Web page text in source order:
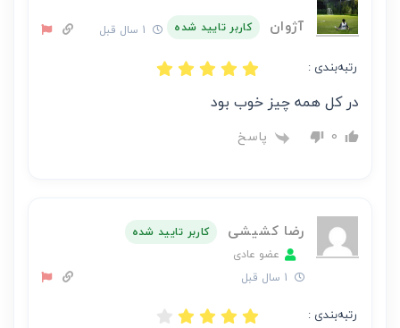
آژوان کاربر تایید شده
رتبه‌بندی :
در کل همه چیز خوب بود
0 پاسخ
رضا کشیشی
کاربر تایید شده
عضو عادی
رتبه‌بندی :